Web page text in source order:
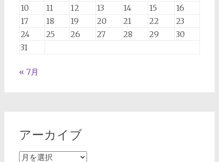
10
11 12 13 14 15
16
17
18 19 20 21 22
23
24
25 26 27 28 29
30
31
« 7月
アーカイブ
ア